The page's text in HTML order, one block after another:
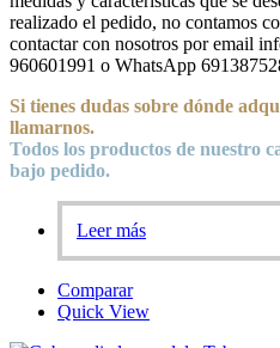
realizado el pedido, no contamos
contactar con nosotros por email
960601991 o WhatsApp
Si tienes dudas sobre dónde
llamarnos.
Todos los productos de nuestro
bajo pedido.
Leer más
Comparar
Quick View